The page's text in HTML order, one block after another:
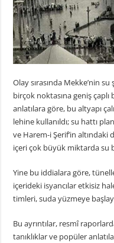
Olay sırasında Mekke’nin
birçok noktasına geniş
anlatılara göre, bu altyapı
lehine kullanıldı; su hattı
ve Harem-i Şerif’in altındaki
içeri çok büyük miktarda su
Yine bu iddialara göre,
içerideki isyancılar etkisiz
timleri, suda yüzmeye
Bu ayrıntılar, resmî
tanıklıklar ve popüler